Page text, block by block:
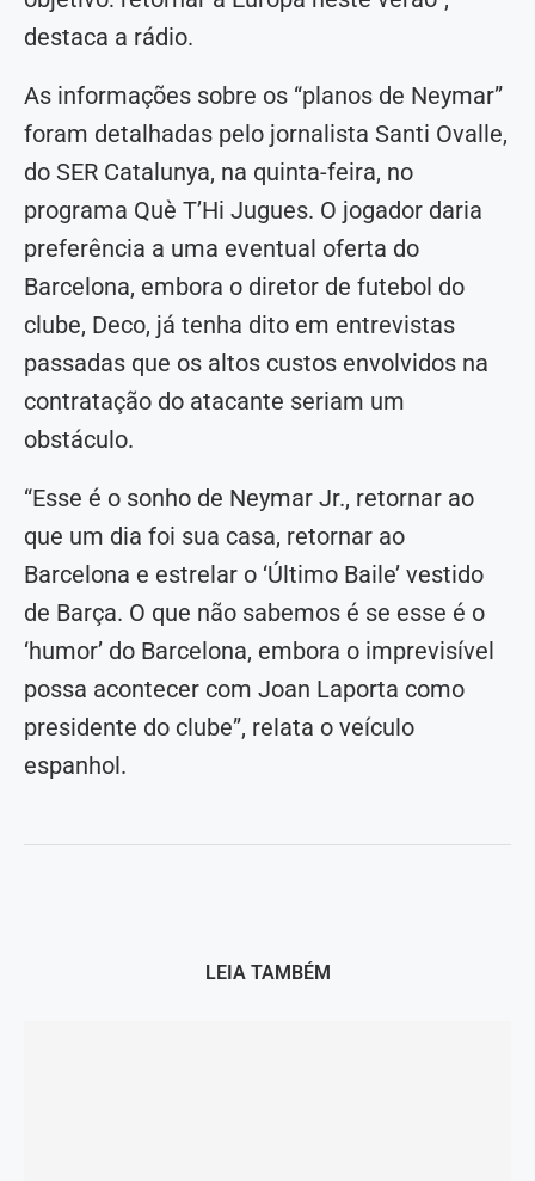
destaca a rádio.
As informações sobre os “planos de Neymar”
foram detalhadas pelo jornalista Santi Ovalle,
do SER Catalunya, na quinta-feira, no
programa Què T’Hi Jugues. O jogador daria
preferência a uma eventual oferta do
Barcelona, embora o diretor de futebol do
clube, Deco, já tenha dito em entrevistas
passadas que os altos custos envolvidos na
contratação do atacante seriam um
obstáculo.
“Esse é o sonho de Neymar Jr., retornar ao
que um dia foi sua casa, retornar ao
Barcelona e estrelar o ‘Último Baile’ vestido
de Barça. O que não sabemos é se esse é o
‘humor’ do Barcelona, ​​embora o imprevisível
possa acontecer com Joan Laporta como
presidente do clube”, relata o veículo
espanhol.
LEIA TAMBÉM